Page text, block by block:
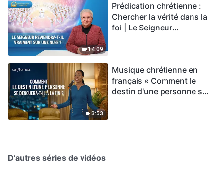
14:09
Prédication chrétienne :
Chercher la vérité dans la
foi | Le Seigneur
3:53
Musique chrétienne en
français « Comment le
destin d'une personne se
D’autres séries de vidéos